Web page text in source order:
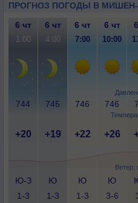
ПРОГНОЗ ПОГОДЫ В
Ветер,
6 чт 6 чт 6 чт 6 чт
1:00 4:00 7:00 10:00
744 745 746 746
+20 +19 +22 +26
Ю-З
1-3
Ю
1-3
Ю
1-3
Ю
3-6